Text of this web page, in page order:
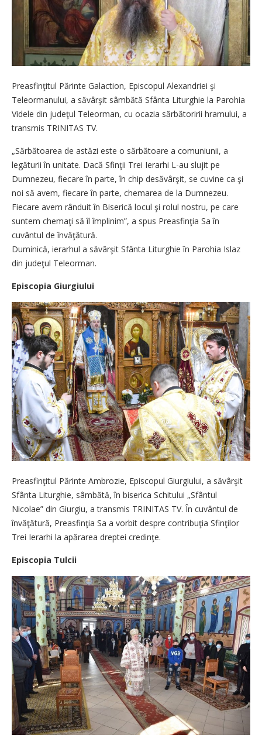
Preasfinţitul Părinte Galaction, Episcopul Alexandriei şi
Teleormanului, a săvârşit sâmbătă Sfânta Liturghie la Parohia
Videle din judeţul Teleorman, cu ocazia sărbătoririi hramului, a
transmis TRINITAS TV.
„Sărbătoarea de astăzi este o sărbătoare a comuniunii, a
legăturii în unitate. Dacă Sfinţii Trei Ierarhi L-au slujit pe
Dumnezeu, fiecare în parte, în chip desăvârşit, se cuvine ca şi
noi să avem, fiecare în parte, chemarea de la Dumnezeu.
Fiecare avem rânduit în Biserică locul şi rolul nostru, pe care
suntem chemaţi să îl împlinim”, a spus Preasfinţia Sa în
cuvântul de învăţătură.
Duminică, ierarhul a săvârşit Sfânta Liturghie în Parohia Islaz
din judeţul Teleorman.
Episcopia Giurgiului
Preasfinţitul Părinte Ambrozie, Episcopul Giurgiului, a săvârşit
Sfânta Liturghie, sâmbătă, în biserica Schitului „Sfântul
Nicolae” din Giurgiu, a transmis TRINITAS TV. În cuvântul de
învăţătură, Prea­sfinţia Sa a vorbit despre contribuţia Sfinţilor
Trei Ierarhi la apărarea dreptei credinţe.
Episcopia Tulcii